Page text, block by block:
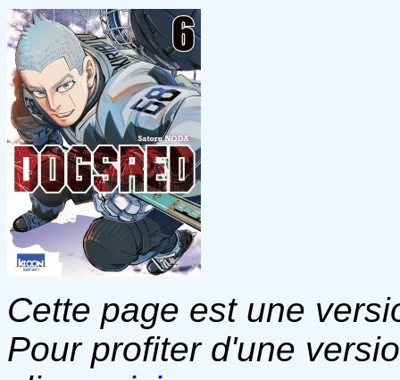
Cette page est une
Pour profiter d'une